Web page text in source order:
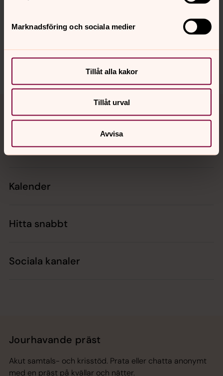
Marknadsföring och sociala medier
Tillåt alla kakor
Tillåt urval
Avvisa
Synpunkter eller frågor på sidans
innehåll?
genarp.forsamling@svenskakyrkan.se
Kontakt
Kalender
Hitta snabbt
Sociala kanaler
Jourhavande präst
Akut samtals- och krisstöd. Prata eller chatta anonymt
med en präst på kvällar och nätter.